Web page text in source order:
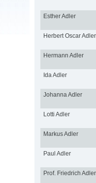
Esther Adler
Herbert Oscar Adler
Hermann Adler
Ida Adler
Johanna Adler
Lotti Adler
Markus Adler
Paul Adler
Prof. Friedrich Adler